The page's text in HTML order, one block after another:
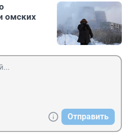
омских
Отправить